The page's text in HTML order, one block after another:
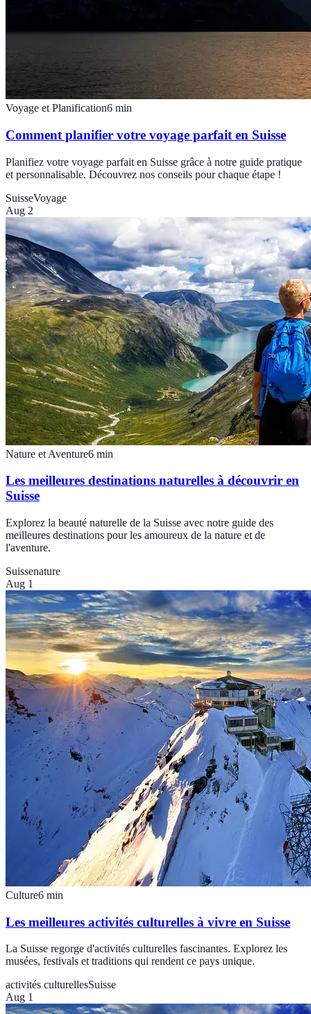
Voyage et Planification6 min
Comment planifier votre voyage parfait en Suisse
Planifiez votre voyage parfait en Suisse grâce à notre guide pratique
et personnalisable. Découvrez nos conseils pour chaque étape !
SuisseVoyage
Aug 2
Nature et Aventure6 min
Les meilleures destinations naturelles à découvrir en
Suisse
Explorez la beauté naturelle de la Suisse avec notre guide des
meilleures destinations pour les amoureux de la nature et de
l'aventure.
Suissenature
Aug 1
Culture6 min
Les meilleures activités culturelles à vivre en Suisse
La Suisse regorge d'activités culturelles fascinantes. Explorez les
musées, festivals et traditions qui rendent ce pays unique.
activités culturellesSuisse
Aug 1